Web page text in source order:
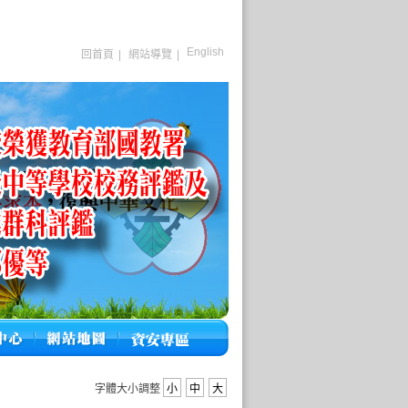
回首頁 網站導覽 English
字體大小調整 小 中 大